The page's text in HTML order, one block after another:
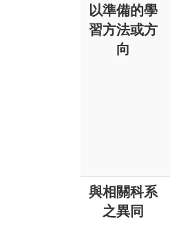
以準備的學
習方法或方
向
與相關科系
之異同